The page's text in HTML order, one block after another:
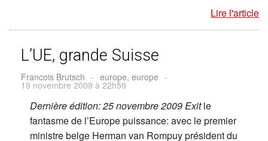
Lire l'article
L’UE, grande Suisse
Francois Brutsch - europe, europe -
19 novembre 2009 à 22h59
Dernière édition: 25 novembre 2009Exitle
fantasme de l’Europe puissance: avec le premier
ministre belge Herman van Rompuy président du